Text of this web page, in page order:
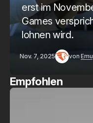
erst im
Games
lohnen wird.
Nov. 7, 2025 von Emu
Empfohlen